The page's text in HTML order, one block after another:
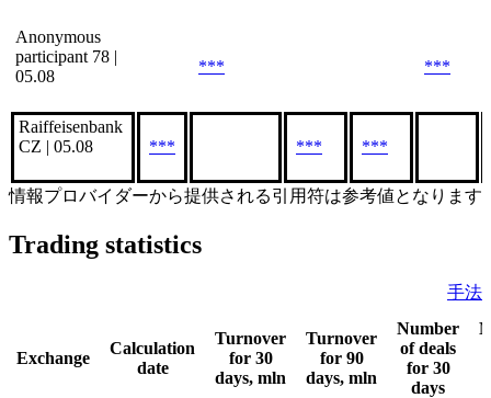
Anonymous
participant 78 |
05.08
*** ***
Raiffeisenbank
CZ | 05.08
*** *** ***
情報プロバイダーから提供される引用符は参考値となります
Trading statistics
手法
Exchange
Calculation
date
Turnover
for 30
days, mln
Turnover
for 90
days, mln
Number
of deals
for 30
days